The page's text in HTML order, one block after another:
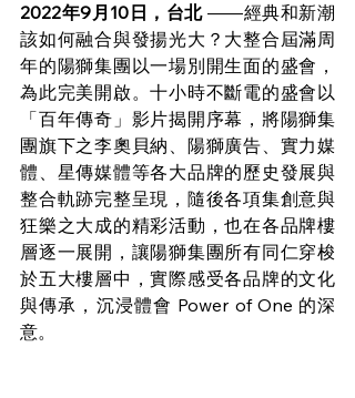
2022年9月10日，台北 ——經典和新潮
該如何融合與發揚光大？大整合屆滿周
年的陽獅集團以一場別開生面的盛會，
為此完美開啟。十小時不斷電的盛會以
「百年傳奇」影片揭開序幕，將陽獅集
團旗下之李奧貝納、陽獅廣告、實力媒
體、星傳媒體等各大品牌的歷史發展與
整合軌跡完整呈現，隨後各項集創意與
狂樂之大成的精彩活動，也在各品牌樓
層逐一展開，讓陽獅集團所有同仁穿梭
於五大樓層中，實際感受各品牌的文化
與傳承，沉浸體會 Power of One 的深
意。